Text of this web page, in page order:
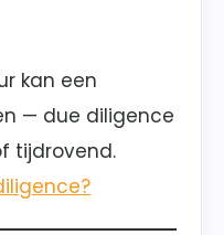
kan een
— due diligence
tijdrovend.